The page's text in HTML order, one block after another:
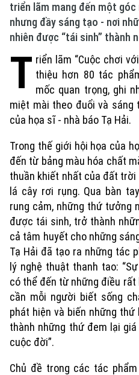
Xu hướng
triển lãm mang đến một góc
nhưng đầy sáng tạo - nơi
nhiên được “tái sinh” thành
T riển lãm “Cuộc chơi
thiệu hơn 80 tác
mốc quan trọng, ghi
miệt mài theo đuổi và sáng
của họa sĩ - nhà báo Tạ Hải.
Trong thế giới hội họa của
đến từ bảng màu hóa chất
thuần khiết nhất của đất trời
lá cây rơi rụng. Qua bàn
rung cảm, những thứ tưởng
được tái sinh, trở thành
cả tâm huyết cho những
Tạ Hải đã tạo ra những tác
lý nghệ thuật thanh tao:
có thể đến từ những điều
cần mỗi người biết sống
phát hiện và biến những
thành những thứ đem lại
cuộc đời”.
Chủ đề trong các tác